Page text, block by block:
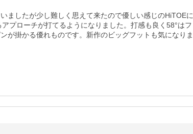
ましたが少し難しく思えて来たので優しい感じのHiTOEに
プローチが打てるようになりました。打感も良く58°はフ
が掛かる優れものです。新作のビッグフットも気になりま